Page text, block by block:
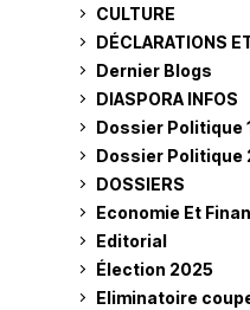
CULTURE
DÉCLARATIONS
Dernier Blogs
DIASPORA INFOS
Dossier Politique
Dossier Politique
DOSSIERS
Economie Et
Editorial
Élection 2025
Eliminatoire